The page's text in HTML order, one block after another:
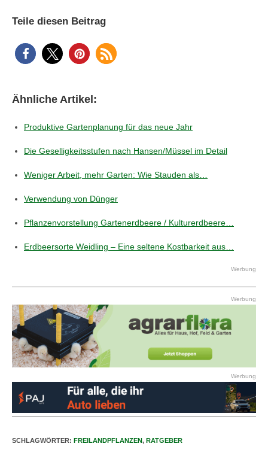
Teile diesen Beitrag
Ähnliche Artikel:
Produktive Gartenplanung für das neue Jahr
Die Geselligkeitsstufen nach Hansen/Müssel im Detail
Weniger Arbeit, mehr Garten: Wie Stauden als…
Verwendung von Dünger
Pflanzenvorstellung Gartenerdbeere / Kulturerdbeere…
Erdbeersorte Weidling – Eine seltene Kostbarkeit aus…
Werbung
Werbung
Werbung
SCHLAGWÖRTER: FREILANDPFLANZEN, RATGEBER